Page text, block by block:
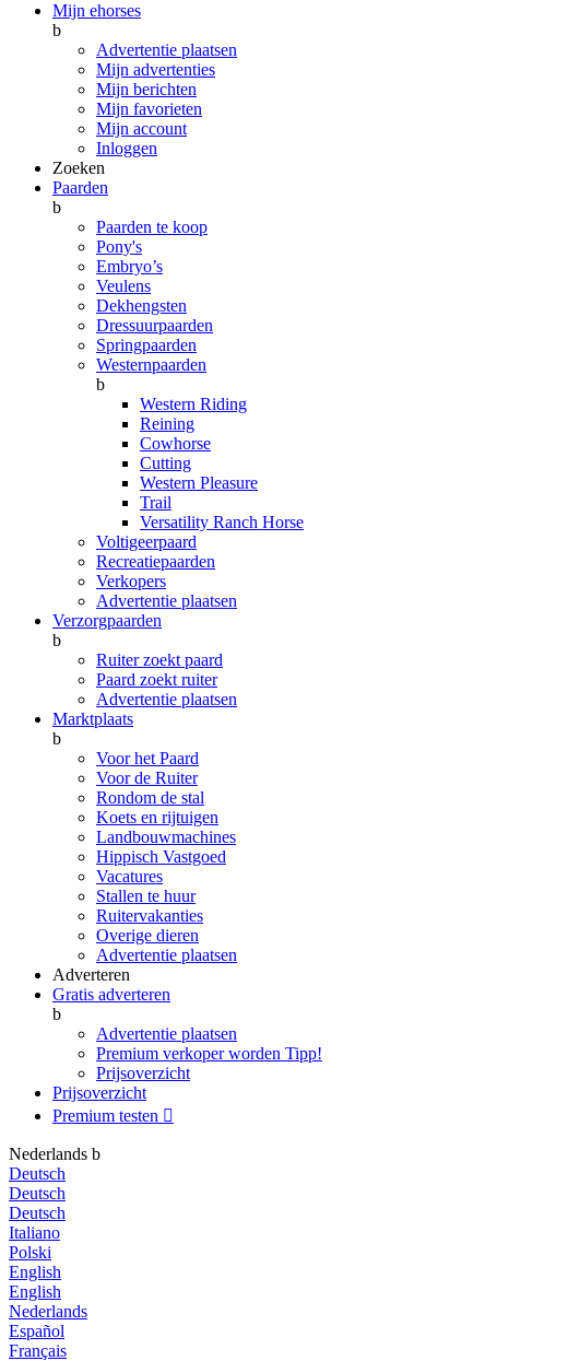
Mijn ehorses
b
Advertentie plaatsen
Mijn advertenties
Mijn berichten
Mijn favorieten
Mijn account
Inloggen
Zoeken
Paarden
b
Paarden te koop
Pony's
Embryo’s
Veulens
Dekhengsten
Dressuurpaarden
Springpaarden
Westernpaarden
b
Western Riding
Reining
Cowhorse
Cutting
Western Pleasure
Trail
Versatility Ranch Horse
Voltigeerpaard
Recreatiepaarden
Verkopers
Advertentie plaatsen
Verzorgpaarden
b
Ruiter zoekt paard
Paard zoekt ruiter
Advertentie plaatsen
Marktplaats
b
Voor het Paard
Voor de Ruiter
Rondom de stal
Koets en rijtuigen
Landbouwmachines
Hippisch Vastgoed
Vacatures
Stallen te huur
Ruitervakanties
Overige dieren
Advertentie plaatsen
Adverteren
Gratis adverteren
b
Advertentie plaatsen
Premium verkoper worden Tipp!
Prijsoverzicht
Prijsoverzicht
Premium testen 
Nederlands b
Deutsch
Deutsch
Deutsch
Italiano
Polski
English
English
Nederlands
Español
Français